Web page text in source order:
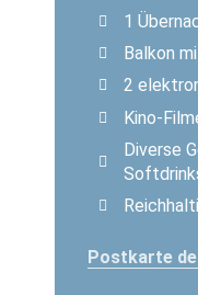
1
Balkon
2
Kino-
Diverse
Postkarte